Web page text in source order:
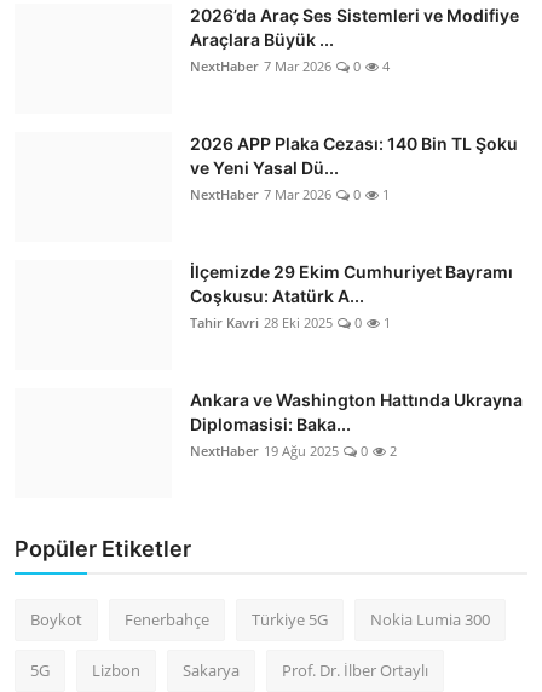
2026’da Araç Ses Sistemleri ve Modifiye
Araçlara Büyük ...
NextHaber 7 Mar 2026 0 4
2026 APP Plaka Cezası: 140 Bin TL Şoku
ve Yeni Yasal Dü...
NextHaber 7 Mar 2026 0 1
İlçemizde 29 Ekim Cumhuriyet Bayramı
Coşkusu: Atatürk A...
Tahir Kavri 28 Eki 2025 0 1
Ankara ve Washington Hattında Ukrayna
Diplomasisi: Baka...
NextHaber 19 Ağu 2025 0 2
Popüler Etiketler
Boykot Fenerbahçe Türkiye 5G Nokia Lumia 300
5G Lizbon Sakarya Prof. Dr. İlber Ortaylı